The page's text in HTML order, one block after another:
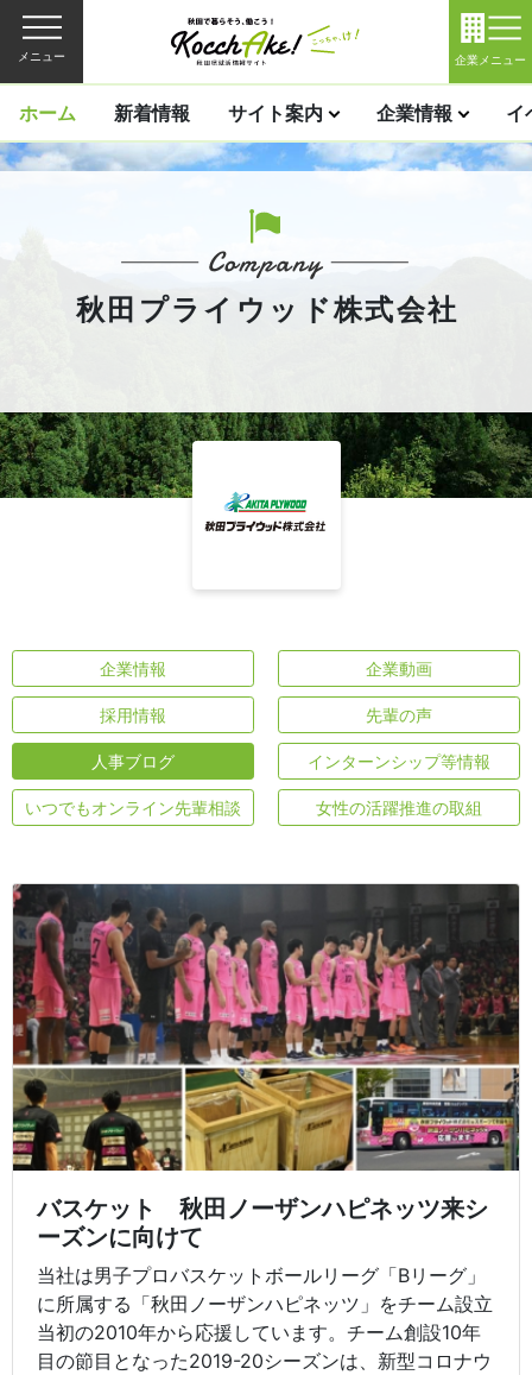
メニュー 企業メニュー
ホーム 新着情報 サイト案内 企業情報 イ
秋田プライウッド株式会社
企業情報 企業動画
採用情報 先輩の声
人事ブログ インターンシップ等情報
いつでもオンライン先輩相談 女性の活躍推進の取組
バスケット 秋田ノーザンハピネッツ来シ
ーズンに向けて
当社は男子プロバスケットボールリーグ「Bリーグ」
に所属する「秋田ノーザンハピネッツ」をチーム設立
当初の2010年から応援しています。チーム創設10年
目の節目となった2019-20シーズンは、新型コロナウ